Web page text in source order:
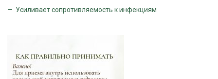
— Усиливает сопротивляемость к инфекциям